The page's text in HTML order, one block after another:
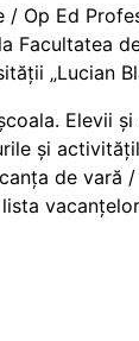
Op Ed
Facultatea
„Lucian
Elevii
și
de vară
vacanțelor